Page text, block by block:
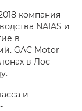
компания
NAIAS и
в
GAC Motor
в Лос-
и